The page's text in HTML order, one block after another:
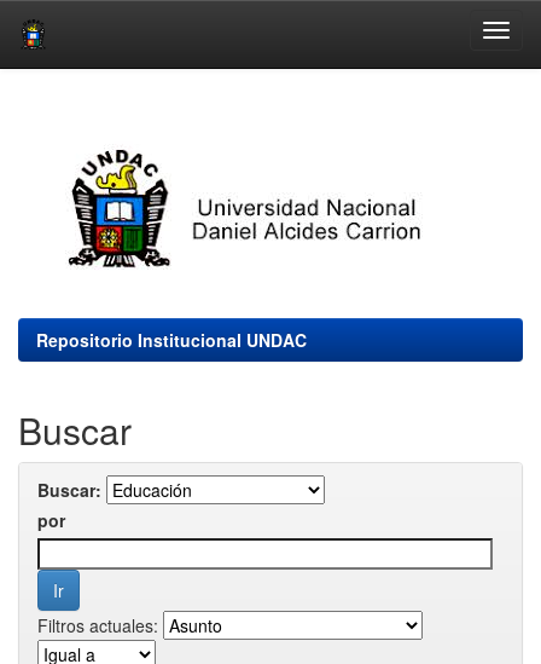
Repositorio Institucional UNDAC
Buscar
Buscar:
por
Filtros actuales: